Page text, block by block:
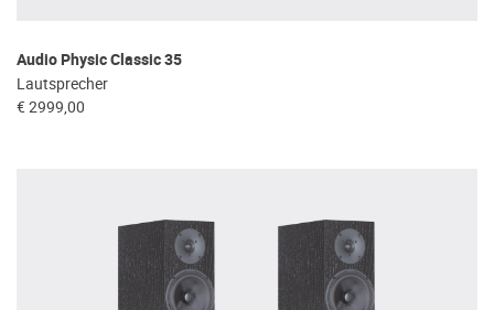
Audio Physic Classic 35
Lautsprecher
€ 2999,00